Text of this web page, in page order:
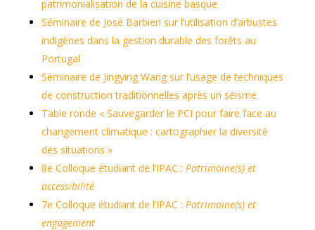
patrimonialisation de la cuisine basque
Séminaire de José Barbieri sur l’utilisation d’arbustes
indigènes dans la gestion durable des forêts au
Portugal
Séminaire de Jingying Wang sur l’usage de techniques
de construction traditionnelles après un séisme
Table ronde « Sauvegarder le PCI pour faire face au
changement climatique : cartographier la diversité
des situations »
8e Colloque étudiant de l’IPAC : Patrimoine(s) et
accessibilité
7e Colloque étudiant de l’IPAC : Patrimoine(s) et
engagement